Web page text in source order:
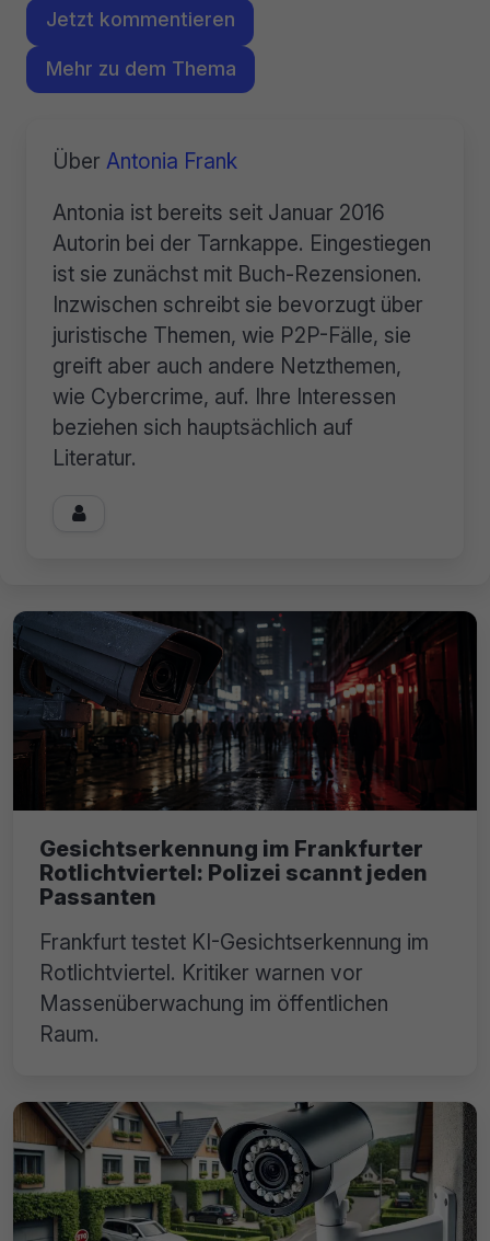
Jetzt kommentieren
Mehr zu dem Thema
Über Antonia Frank
Antonia ist bereits seit Januar 2016
Autorin bei der Tarnkappe. Eingestiegen
ist sie zunächst mit Buch-Rezensionen.
Inzwischen schreibt sie bevorzugt über
juristische Themen, wie P2P-Fälle, sie
greift aber auch andere Netzthemen,
wie Cybercrime, auf. Ihre Interessen
beziehen sich hauptsächlich auf
Literatur.

Gesichtserkennung im Frankfurter
Rotlichtviertel: Polizei scannt jeden
Passanten
Frankfurt testet KI-Gesichtserkennung im
Rotlichtviertel. Kritiker warnen vor
Massenüberwachung im öffentlichen
Raum.